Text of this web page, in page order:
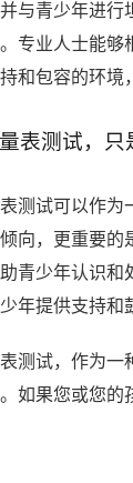
与青少年进行
专业人士能够
和包容的环境
表测试，只
测试可以作
向，更重要的
青少年认识和
年提供支持和
测试，作为
如果您或您的